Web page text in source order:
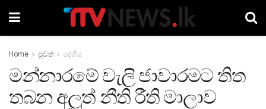
Home පුවත් දේශීය
මන්නාරමේ වැලි ජාවාරමට තිත
තබන අලුත් නීති රීති මාලාව